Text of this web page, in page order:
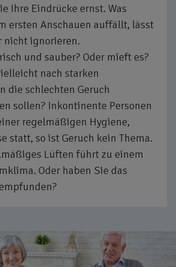
Ihre Eindrücke ernst. Was
ersten Anschauen auffällt, lässt
nicht ignorieren.
und sauber? Oder mieft es?
nach starken
die schlechten Geruch
sollen? Inkontinente Personen
regelmäßigen Hygiene,
statt, so ist Geruch kein Thema.
Lüften führt zu einem
Oder haben Sie das